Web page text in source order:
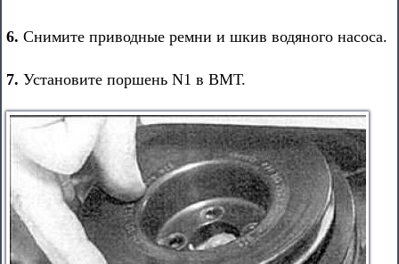
6. Снимите приводные ремни и шкив водяного насоса.
7. Установите поршень N1 в ВМТ.